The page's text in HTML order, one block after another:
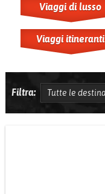
Viaggi di lusso
Viaggi itineranti
Filtra: